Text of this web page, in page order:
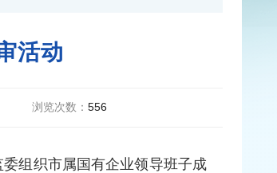
活动
浏览次数： 556
组织市属国有企业领导班子成